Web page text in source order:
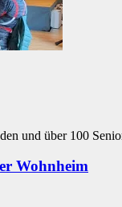
und über 100
Wohnheim